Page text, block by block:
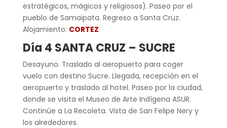
estratégicos, mágicos y religiosos). Paseo por el
pueblo de Samaipata. Regreso a Santa Cruz.
Alojamiento: CORTEZ
Día 4 SANTA CRUZ – SUCRE
Desayuno. Traslado al aeropuerto para coger
vuelo con destino Sucre. Llegada, recepción en el
aeropuerto y traslado al hotel. Paseo por la ciudad,
donde se visita el Museo de Arte Indígena ASUR.
Continúe a La Recoleta. Vista de San Felipe Nery y
los alrededores.